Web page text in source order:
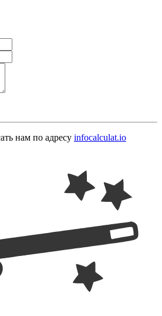
нам по адресу infocalculat.io